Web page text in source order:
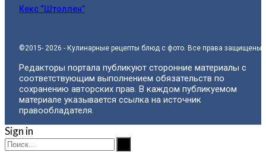
Кекс “Штоллен”
©2015- 2026 - Кулинарные рецепты блюд с фото. Все права защищены.
Редакторы портала публикуют сторонние материалы с
соответствующим выполнением обязательств по
сохранению авторских прав. В каждом публикуемом
материале указывается ссылка на источник
правообладателя.
Sign in